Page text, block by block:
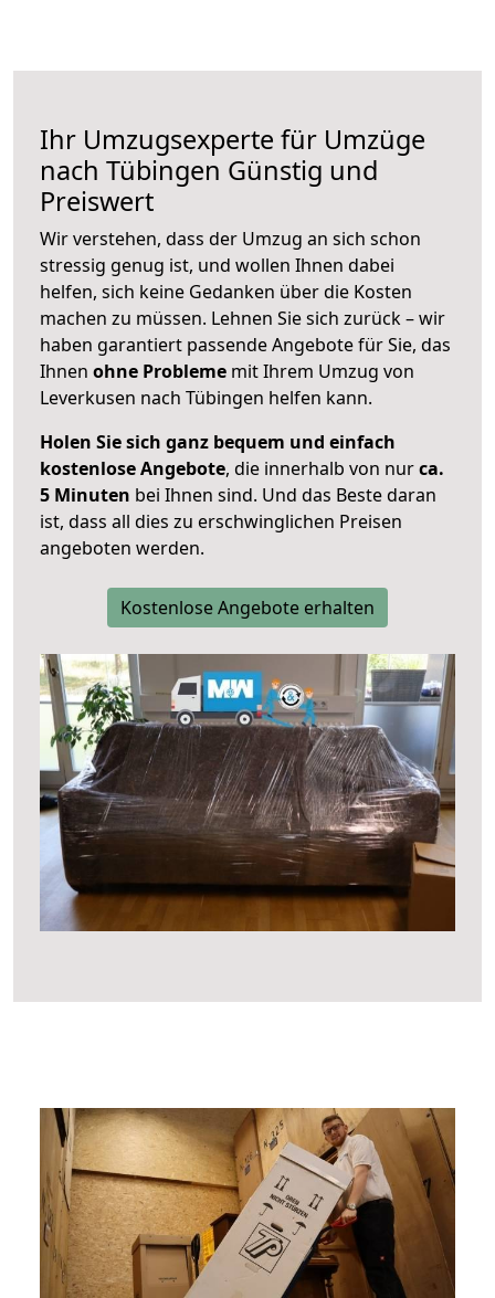
Ihr Umzugsexperte für Umzüge
nach Tübingen Günstig und
Preiswert
Wir verstehen, dass der Umzug an sich schon
stressig genug ist, und wollen Ihnen dabei
helfen, sich keine Gedanken über die Kosten
machen zu müssen. Lehnen Sie sich zurück – wir
haben garantiert passende Angebote für Sie, das
Ihnen ohne Probleme mit Ihrem Umzug von
Leverkusen nach Tübingen helfen kann.
Holen Sie sich ganz bequem und einfach
kostenlose Angebote, die innerhalb von nurca.
5 Minuten bei Ihnen sind. Und das Beste daran
ist, dass all dies zu erschwinglichen Preisen
angeboten werden.
Kostenlose Angebote erhalten